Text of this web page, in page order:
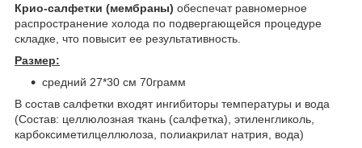
Крио-салфетки (мембраны) обеспечат равномерное
распространение холода по подвергающейся процедуре
складке, что повысит ее результативность.
Размер:
средний 27*30 см 70грамм
В состав салфетки входят ингибиторы температуры и вода
(Cостав: целлюлозная ткань (салфетка), этиленгликоль,
карбоксиметилцеллюлоза, полиакрилат натрия, вода)